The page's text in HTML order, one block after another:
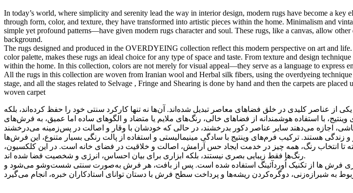
In today’s world, where simplicity and serenity lead the way in interior design, modern rugs have become a
through form, color, and texture, they have transformed into artistic pieces within the home. Minimalism and
simple yet profound patterns—have given modern rugs character and soul. These rugs, like a canvas, allow
background.
The rugs designed and produced in the OVERDYEING collection reflect this modern perspective on art and
color palette, makes these rugs an ideal choice for any type of space and taste. From texture and design
within the home. In this collection, colors are not merely for visual appeal—they serve as a language to express
All the rugs in this collection are woven from Iranian wool and Herbal silk fibers, using the overdyeing
stage, and all the stages related to Selvage , Fringe and Shearing is done by hand and then the carpets are
woven carpet
عناصر کلیدی در خلق فضاهای معاصر تبدیل شده‌اند. آن‌ها نه تنها کارکرد سنتی خود را حفظ کرده‌اند، بلکه
با استفاده هوشمندانه از فضاهای خالی، رنگ‌های ملایم یا متضاد و الگوهای ساده اما عمیق، به فرش‌های
هستند. ترکیب فرم‌های وینتیج با سادگی مینیمالیستی و استفاده از پالت رنگی بسیار متنوع، این فرش‌ها
تا انتخاب رنگ، همه چیز در خدمت ایجاد حس آرامش، اصالت و خلاقیت در فضای خانه است. در این کلکسیون،
رنگ‌ها فقط زیبایی بصری نیستند، بلکه ابزاری برای بیان احساس، انرژی و شخصیت فضا شده اند.
رزی فرش ها از تکنیک اُوردآئينگ استفاده شده است. پس از بافت، هر فرش به‌صورت سنتی شست‌وشو می‌شود و